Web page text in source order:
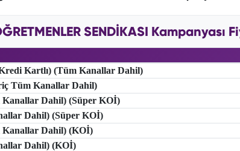
SENDİKASI Kampanyası
Kartlı) (Tüm Kanallar Dahil)
Tüm Kanallar Dahil)
Kanallar Dahil) (Süper KOİ)
Dahil) (Süper KOİ)
Kanallar Dahil) (KOİ)
Dahil) (KOİ)